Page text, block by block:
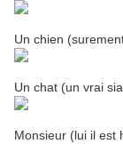
Un chien
Un chat (un vrai
Monsieur (lui il est